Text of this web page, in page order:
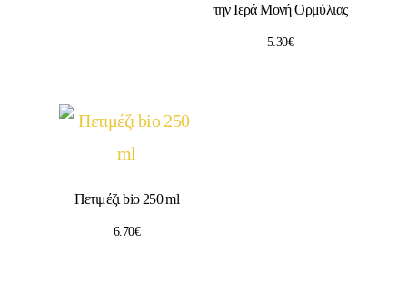
την Ιερά Μονή Ορμύλιας
5.30€
Πετιμέζι bio 250 ml
6.70€